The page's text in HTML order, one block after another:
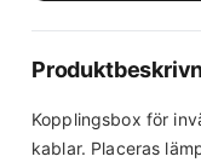
Kopplingsbox för
kablar. Placeras